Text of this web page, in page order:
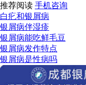
推荐阅读 手机咨询
白疕和银屑病
银屑病伴湿疹
银屑病能吃鲜毛豆
银屑病发作特点
银屑病是性病吗